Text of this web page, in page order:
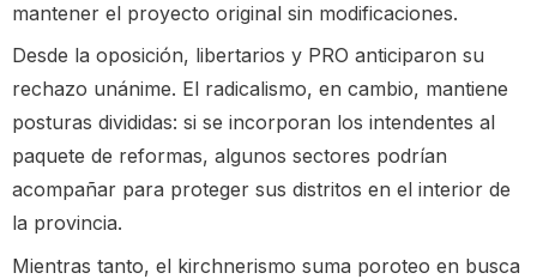
mantener el proyecto original sin modificaciones.
Desde la oposición, libertarios y PRO anticiparon su
rechazo unánime. El radicalismo, en cambio, mantiene
posturas divididas: si se incorporan los intendentes al
paquete de reformas, algunos sectores podrían
acompañar para proteger sus distritos en el interior de
la provincia.
Mientras tanto, el kirchnerismo suma poroteo en busca